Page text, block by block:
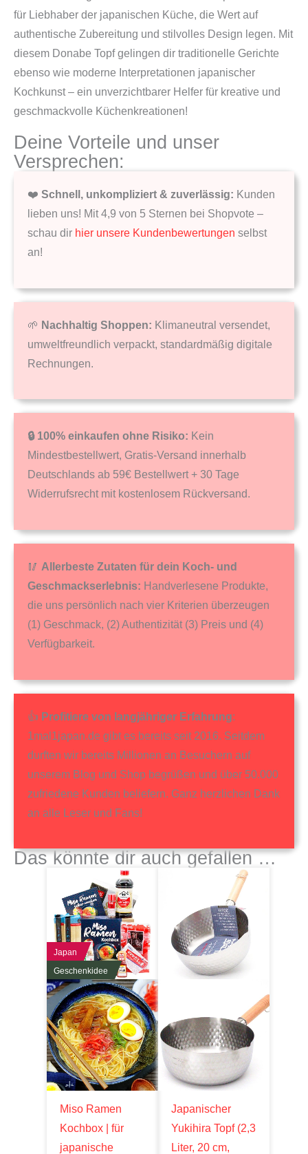
für Liebhaber der japanischen Küche, die Wert auf
authentische Zubereitung und stilvolles Design legen. Mit
diesem Donabe Topf gelingen dir traditionelle Gerichte
ebenso wie moderne Interpretationen japanischer
Kochkunst – ein unverzichtbarer Helfer für kreative und
geschmackvolle Küchenkreationen!
Deine Vorteile und unser
Versprechen:
❤️ Schnell, unkompliziert & zuverlässig: Kunden
lieben uns! Mit 4,9 von 5 Sternen bei Shopvote –
schau dir hier unsere Kundenbewertungen selbst
an!
🌱 Nachhaltig Shoppen: Klimaneutral versendet,
umweltfreundlich verpackt, standardmäßig digitale
Rechnungen.
🔒 100% einkaufen ohne Risiko: Kein
Mindestbestellwert, Gratis-Versand innerhalb
Deutschlands ab 59€ Bestellwert + 30 Tage
Widerrufsrecht mit kostenlosem Rückversand.
🥢 Allerbeste Zutaten für dein Koch- und
Geschmackserlebnis: Handverlesene Produkte,
die uns persönlich nach vier Kriterien überzeugen
(1) Geschmack, (2) Authentizität (3) Preis und (4)
Verfügbarkeit.
👍 Profitiere von langjähriger Erfahrung:
1mal1japan.de gibt es bereits seit 2016. Seitdem
durften wir bereits Millionen an Besuchern auf
unserem Blog und Shop begrüßen und über 50.000
zufriedene Kunden beliefern. Ganz herzlichen Dank
an alle Leser und Fans!
Das könnte dir auch gefallen …
Japan
Geschenkidee
Miso Ramen
Kochbox | für
japanische
Japanischer
Yukihira Topf (2,3
Liter, 20 cm,